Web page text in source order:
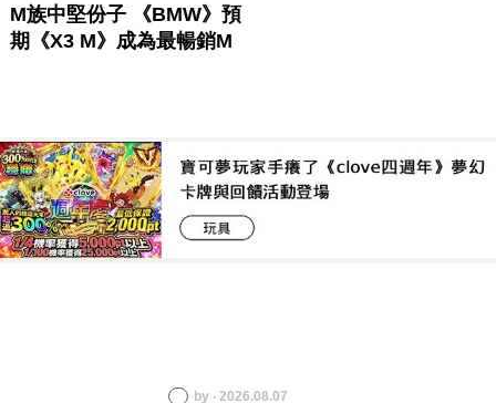
by ‧ 2026.08.07